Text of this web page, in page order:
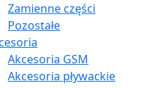
Zamienne części
Pozostałe
Akcesoria GSM
Akcesoria pływackie